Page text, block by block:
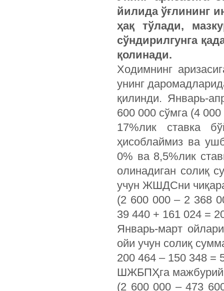
йилида ўғлининг
ҳақ тўлади,
сўндирилгунга
қолинади.
Ходимнинг
унинг
қилинди. Январь-
600 000 сўмга (4
17%лик ставка
ҳисоблаймиз ва
0% ва 8,5%лик
олинадиган солиқ
учун ЖШДСни
(2 600 000 – 2 368
39 440 + 161 024 =
Январь-март
ойи учун солиқ
200 464 – 150 348 =
ШЖБПҲга мажбурий
(2 600 000 – 473